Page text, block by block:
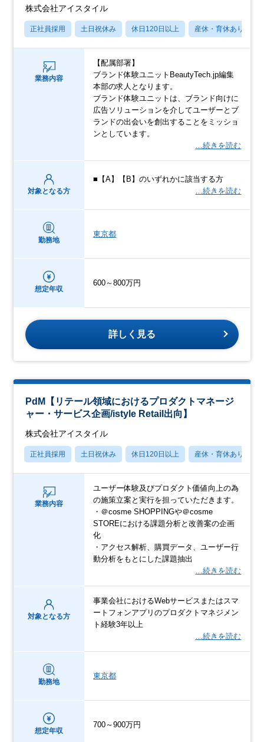
株式会社アイスタイル
正社員採用 土日祝休み 休日120日以上 産休・育休あり
業務内容
【配属部署】
ブランド体験ユニットBeautyTech.jp編集
本部の求人となります。
ブランド体験ユニットは、ブランド向けに
広告ソリューションを介してユーザーとブ
ランドの出会いを創出することをミッショ
ンとしています。
…続きを読む
対象となる方
■【A】【B】のいずれかに該当する方
…続きを読む
勤務地
東京都
想定年収
600～800万円
詳しく見る
PdM【リテール領域におけるプロダクトマネージ
ャー・サービス企画/istyle Retail出向】
株式会社アイスタイル
正社員採用 土日祝休み 休日120日以上 産休・育休あり
業務内容
ユーザー体験及びプロダクト価値向上の為
の施策立案と実行を担っていただきます。
・＠cosme SHOPPINGや＠cosme
STOREにおける課題分析と改善案の企画
化
・アクセス解析、購買データ、ユーザー行
動分析をもとにした課題抽出
…続きを読む
対象となる方
事業会社におけるWebサービスまたはスマ
ートフォンアプリのプロダクトマネジメン
ト経験3年以上
…続きを読む
勤務地
東京都
想定年収
700～900万円